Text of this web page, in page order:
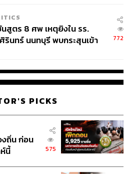
ชว์ First Performance
สูตร 8 ศพ เหตุยิงใน รร.
รินทร์ นนทบุรี พบกระสุนเข้า
772
PICKS
ถิ่น ก่อน
นี้
575